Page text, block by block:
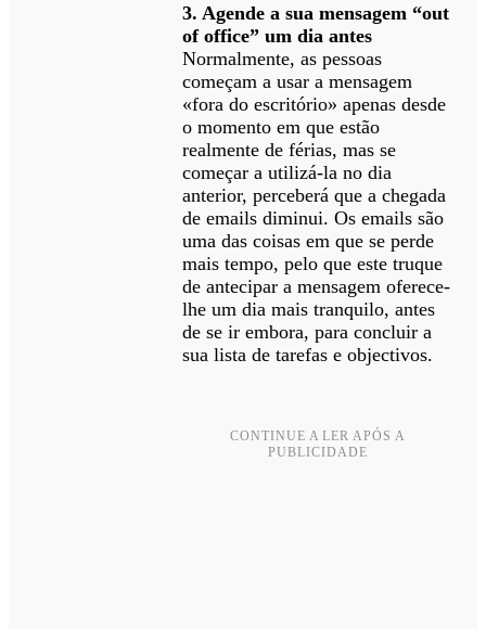
3. Agende a sua mensagem “out
of office” um dia antes
Normalmente, as pessoas
começam a usar a mensagem
«fora do escritório» apenas desde
o momento em que estão
realmente de férias, mas se
começar a utilizá-la no dia
anterior, perceberá que a chegada
de emails diminui. Os emails são
uma das coisas em que se perde
mais tempo, pelo que este truque
de antecipar a mensagem oferece-
lhe um dia mais tranquilo, antes
de se ir embora, para concluir a
sua lista de tarefas e objectivos.
CONTINUE A LER APÓS A
PUBLICIDADE